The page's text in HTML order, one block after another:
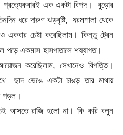
প্রত্যেকবারই এক একটা বিপদ। বুড়োর
ধরে দারুণ ঝড়বৃষ্টি, ধরমশালা থেকে
চেষ্টা করেছিলাম। কিন্তু ট্রেন
পড়ে একমাস হাসপাতালে শয্যাগত।
করেছিলাম, সেখানেও বিপত্তি।
ছাদ ভেঙে একটা চাঙড় তার মাথায়
পড়ল।
আসতে রাজি হলো না। কি করি বলুন